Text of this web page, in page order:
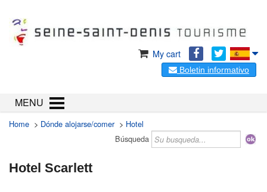
My cart
Boletin informativo
MENU
Home > Dónde alojarse/comer> Hotel
Búsqueda
Hotel Scarlett